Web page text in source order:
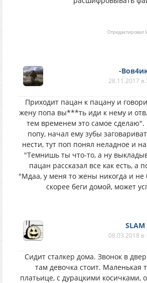
Отредактировал
-
28.11.2017 в
Приходит пацан к пацану и
жену попа вы***ть иди к нему и
тем временем это самое
попу, начал ему зубы
нести, тут поп понял неладное и
"Темнишь ты что-то, а ну
пацан рассказал все как есть, а
"Мдаа, у меня то жены никогда и не
скорее беги домой, может
SLAM
08.03.2018 в
Сидит сталкер дома. Звонок в
там девочка стоит. Маленькая
платьице, с дурацкими косичками,